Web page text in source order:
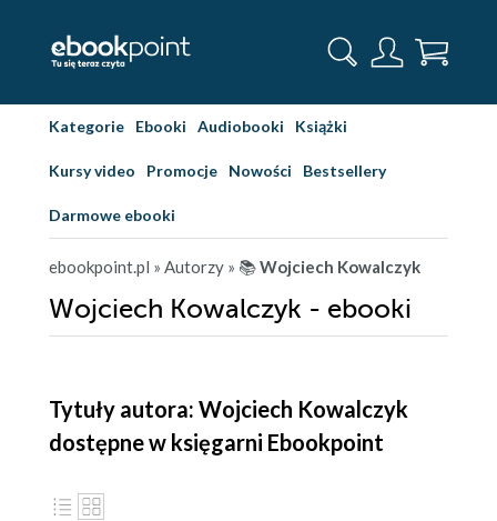
Kategorie Ebooki Audiobooki Książki
Kursy video Promocje Nowości Bestsellery
Darmowe ebooki
ebookpoint.pl » Autorzy » 📚Wojciech Kowalczyk
Wojciech Kowalczyk - ebooki
Tytuły autora: Wojciech Kowalczyk
dostępne w księgarni Ebookpoint